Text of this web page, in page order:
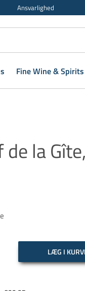
Ansvarlighed
Fine Wine & Spirits
la
LÆG I